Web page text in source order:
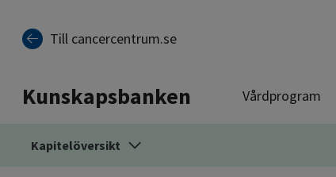
Till cancercentrum.se
Kunskapsbanken Vårdprogram
Kapitelöversikt